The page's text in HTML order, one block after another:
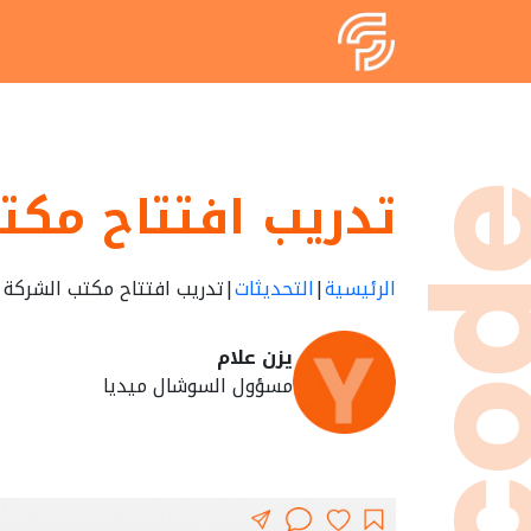
تدريب افتتاح
الرئيسية|التحديثات|تدريب افتتاح مكتب الشركة
يزن علام
مسؤول السوشال ميديا